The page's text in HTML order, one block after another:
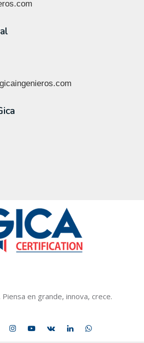
en grande, innova, crece.